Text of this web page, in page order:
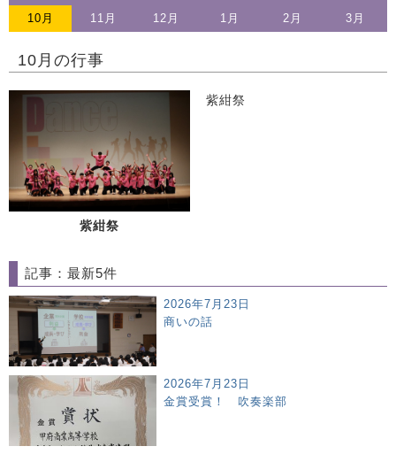
10 月 11 月 12 月 1 月 2 月 3 月
10月の行事
紫紺祭
紫紺祭
記事：最新5件
2026年7月23日
商いの話
2026年7月23日
金賞受賞！ 吹奏楽部